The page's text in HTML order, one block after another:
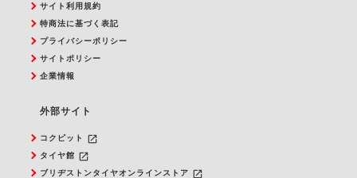
サイト利用規約
特商法に基づく表記
プライバシーポリシー
サイトポリシー
企業情報
外部サイト
コクピット launch
タイヤ館 launch
ブリヂストンタイヤオンラインストア launch